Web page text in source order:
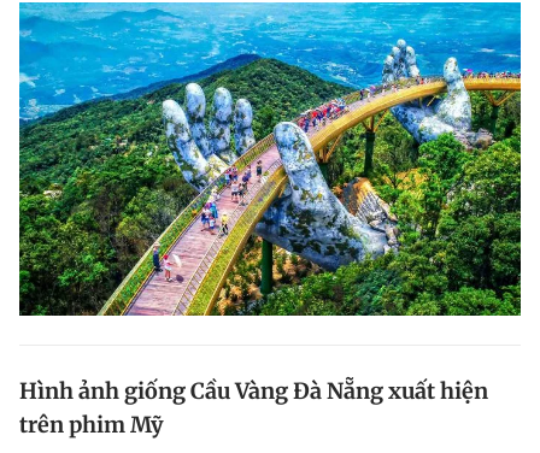
Hình ảnh giống Cầu Vàng Đà Nẵng xuất hiện
trên phim Mỹ